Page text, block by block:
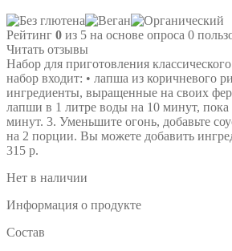
Рейтинг 0 из 5 на основе опроса 0
Читать отзывы
Набор для приготовления
набор входит: • лапша из коричневого
ингредиенты, выращенные на своих
лапши в 1 литре воды на 10 минут, пока
минут. 3. Уменьшите огонь, добавьте
на 2 порции. Вы можете добавить
315 р.
Нет в наличии
Информация о продукте
Состав